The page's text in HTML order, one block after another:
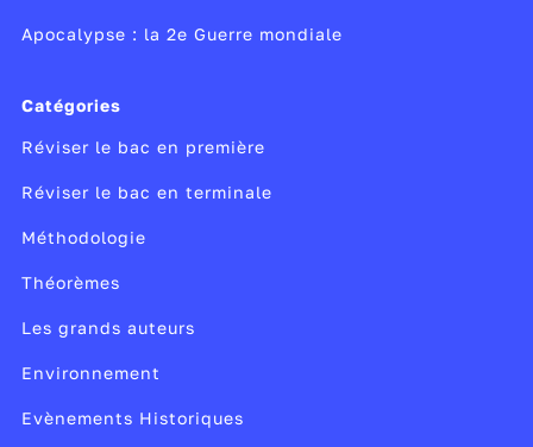
Apocalypse : la 2e Guerre mondiale
Catégories
Réviser le bac en première
Réviser le bac en terminale
Méthodologie
Théorèmes
Les grands auteurs
Environnement
Evènements Historiques